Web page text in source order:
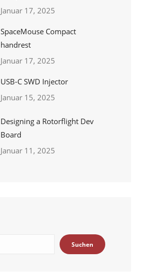
Januar 17, 2025
SpaceMouse Compact
handrest
Januar 17, 2025
USB-C SWD Injector
Januar 15, 2025
Designing a Rotorflight Dev
Board
Januar 11, 2025
Suchen